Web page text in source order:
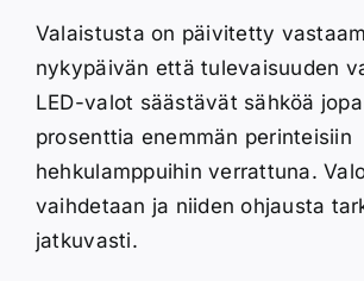
Valaistusta on päivitetty
nykypäivän että tulevaisuuden
LED-valot säästävät sähköä
prosenttia enemmän perinteisiin
hehkulamppuihin verrattuna.
vaihdetaan ja niiden ohjausta
jatkuvasti.